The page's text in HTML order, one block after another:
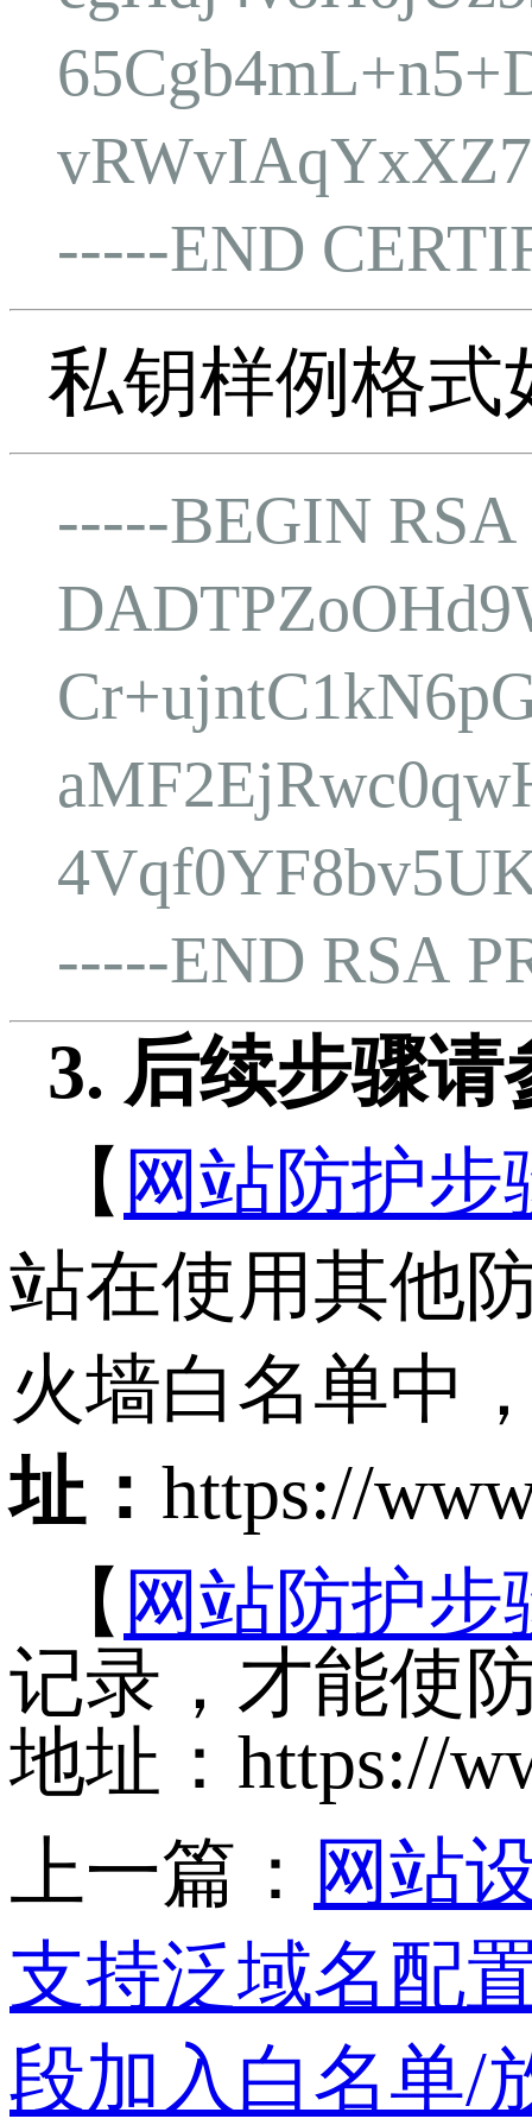
-----END
私钥样例格式
-----BEGIN
-----END RSA
3. 后续步骤请
【 网站防护步
站在使用其他
火墙白名单中
址： https://
【 网站防护步
记录，才能使
地址：https://
上一篇： 网站
支持泛域名配
段加入白名单/